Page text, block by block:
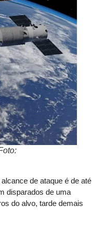
de ataque é de até
disparados de uma
do alvo, tarde demais